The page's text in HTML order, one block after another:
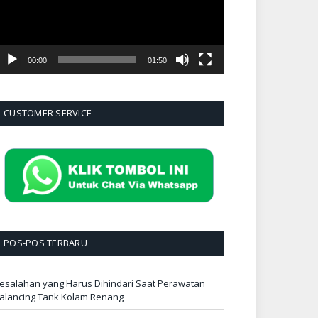
00:00 01:50
CUSTOMER SERVICE
POS-POS TERBARU
yang Harus Dihindari Saat Perawatan
Tank Kolam Renang